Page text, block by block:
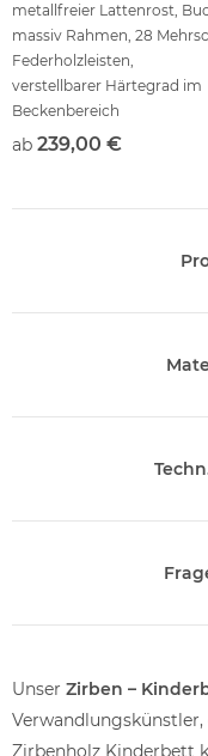
metallfreier Lattenrost,
massiv Rahmen, 28
Federholzleisten,
verstellbarer Härtegrad im
Beckenbereich
ab 239,00 €
Unser Zirben –
Zirbenholz Kinderbett